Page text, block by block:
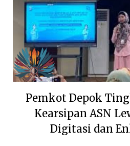
Pemkot Depok
Kearsipan ASN
Digitasi dan